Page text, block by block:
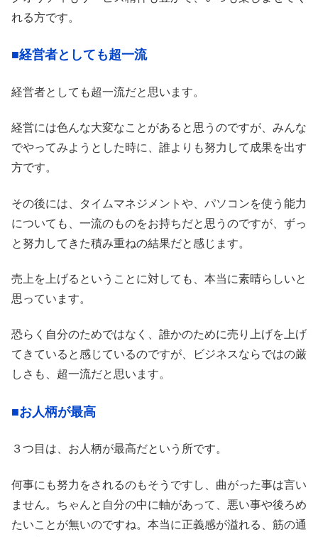
れる方です。
■経営者としても超一流
経営者としても超一流だと思います。
経営には色んな大変なことがあると思うのですが、みんな
でやってみようとした時に、誰よりも努力して成果を出す
方です。
その後には、タイムマネジメントや、パソコンを使う能力
についても、一流のものをお持ちだと思うのですが、ずっ
と努力してきた積み重ねの結果だと感じます。
売上を上げるということに対しても、本当に素晴らしいと
思っています。
恐らく自分のためではなく、誰かのために売り上げを上げ
てきていると感じているのですが、ビジネスならではの厳
しさも、超一流だと思います。
■お人柄が最高
３つ目は、お人柄が最高だという所です。
何事にも努力をされるのもそうですし、曲がった事は言い
ません。ちゃんと自分の中に軸があって、悪い事や後ろめ
たいことが無いのですね。本当に正義感が溢れる、筋の通